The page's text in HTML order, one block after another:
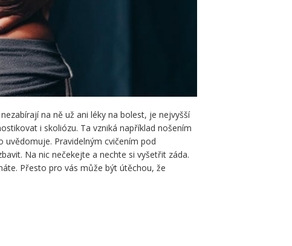
na ně už ani léky na bolest, je nejvyšší
i skoliózu. Ta vzniká například nošením
Pravidelným cvičením pod
Na nic nečekejte a nechte si vyšetřit záda.
Přesto pro vás může být útěchou, že